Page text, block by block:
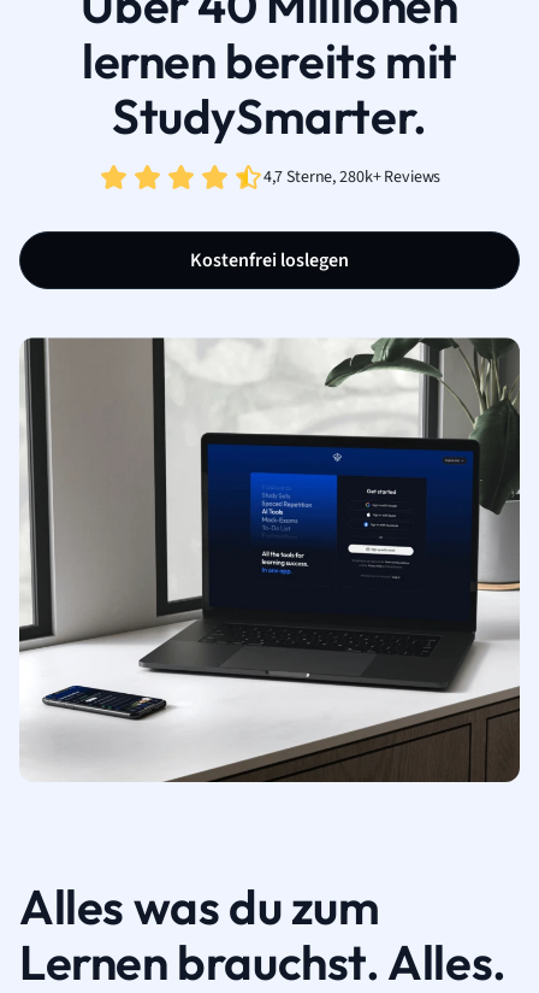
lernen bereits mit
StudySmarter.
4,7 Sterne, 280k+ Reviews
Kostenfrei loslegen
Alles was du zum
Lernen brauchst. Alles.